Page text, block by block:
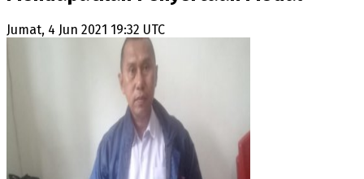
Jumat, 4 Jun 2021 19:32 UTC